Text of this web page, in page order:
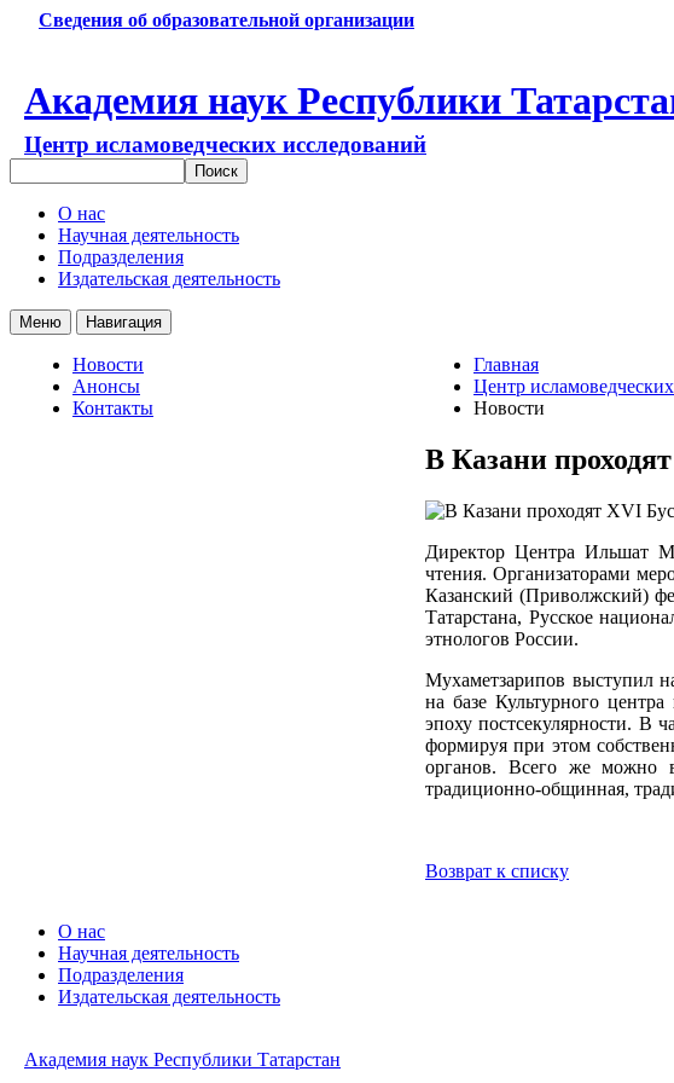
Сведения об образовательной организации
Академия наук Республики
Центр исламоведческих исследований
О нас
Научная деятельность
Подразделения
Издательская деятельность
Меню Навигация
Новости
Анонсы
Контакты
Главная
Центр
Новости
В Казани
Директор Центра Ильшат
чтения. Организаторами
Казанский (Приволжский)
Татарстана, Русское
этнологов России.
Мухаметзарипов выступил
на базе Культурного
эпоху постсекулярности. В
формируя при этом
органов. Всего же можно
традиционно-общинная,
Возврат к списку
О нас
Научная деятельность
Подразделения
Издательская деятельность
Академия наук Республики Татарстан